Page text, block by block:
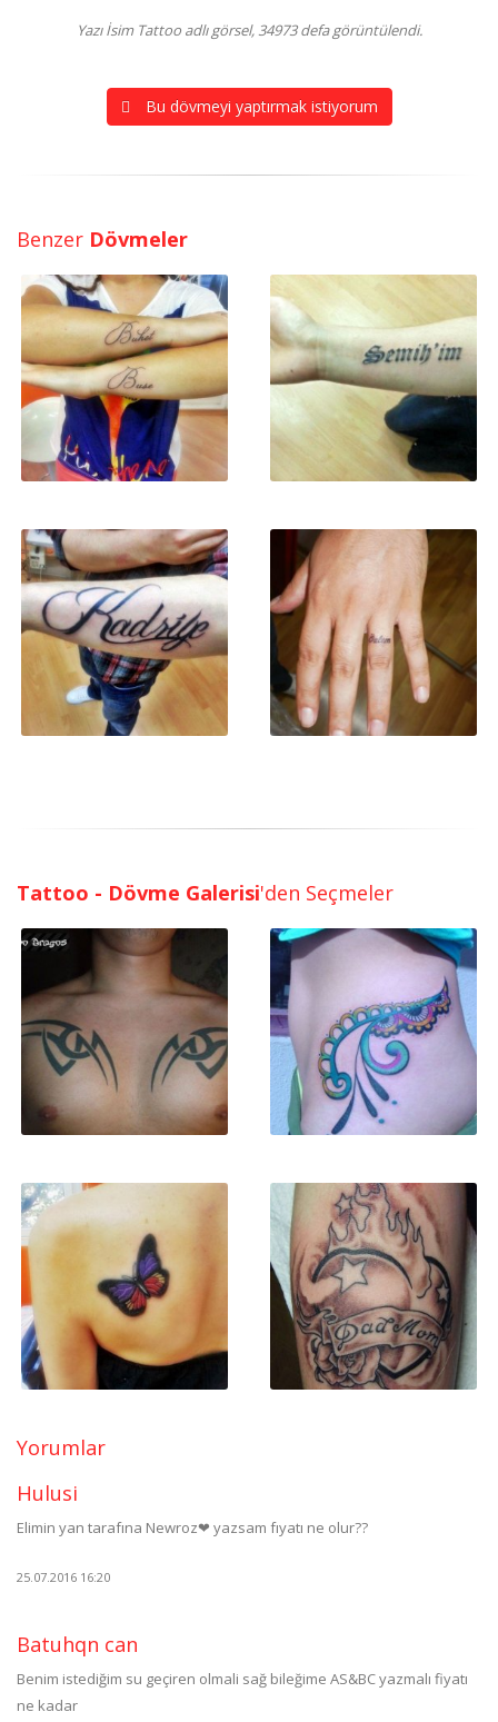
Yazı İsim Tattoo adlı görsel, 34973 defa görüntülendi.
Bu dövmeyi yaptırmak istiyorum
Benzer Dövmeler
Tattoo - Dövme Galerisi'den Seçmeler
Yorumlar
Hulusi
Elimin yan tarafına Newroz❤ yazsam fıyatı ne olur??
25.07.2016 16:20
Batuhqn can
Benim istediğim su geçiren olmali sağ bileğime AS&BC yazmalı fiyatı
ne kadar